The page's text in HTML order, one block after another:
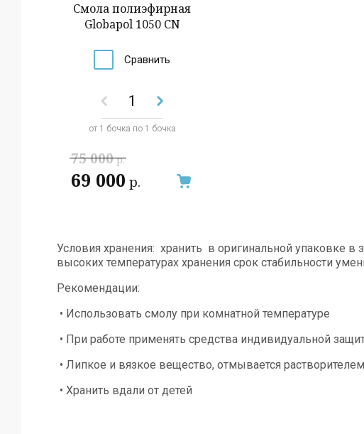
Смола полиэфирная
Globapol 1050 CN
Сравнить
от 1 бочка по 1 бочка
75 000р.
69 000 р.
Условия хранения: хранить в оригинальной упаковке
высоких температурах хранения срок стабильности
Рекомендации:
• Использовать смолу при комнатной температуре
• При работе применять средства индивидуальной
• Липкое и вязкое вещество, отмывается растворителем
• Хранить вдали от детей